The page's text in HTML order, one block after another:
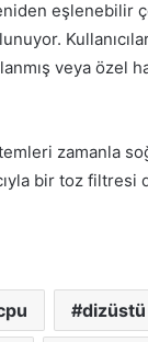
eşlenebilir
veya özel
zamanla
bir toz filtresi